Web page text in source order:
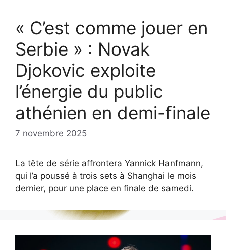
« C’est comme jouer en
Serbie » : Novak
Djokovic exploite
l’énergie du public
athénien en demi-finale
7 novembre 2025
La tête de série affrontera Yannick Hanfmann,
qui l’a poussé à trois sets à Shanghai le mois
dernier, pour une place en finale de samedi.